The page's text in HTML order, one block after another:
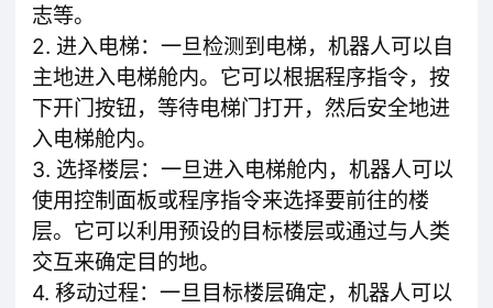
志等。
2. 进入电梯：一旦检测到电梯，机器人可以自
主地进入电梯舱内。它可以根据程序指令，按
下开门按钮，等待电梯门打开，然后安全地进
入电梯舱内。
3. 选择楼层：一旦进入电梯舱内，机器人可以
使用控制面板或程序指令来选择要前往的楼
层。它可以利用预设的目标楼层或通过与人类
交互来确定目的地。
4. 移动过程：一旦目标楼层确定，机器人可以